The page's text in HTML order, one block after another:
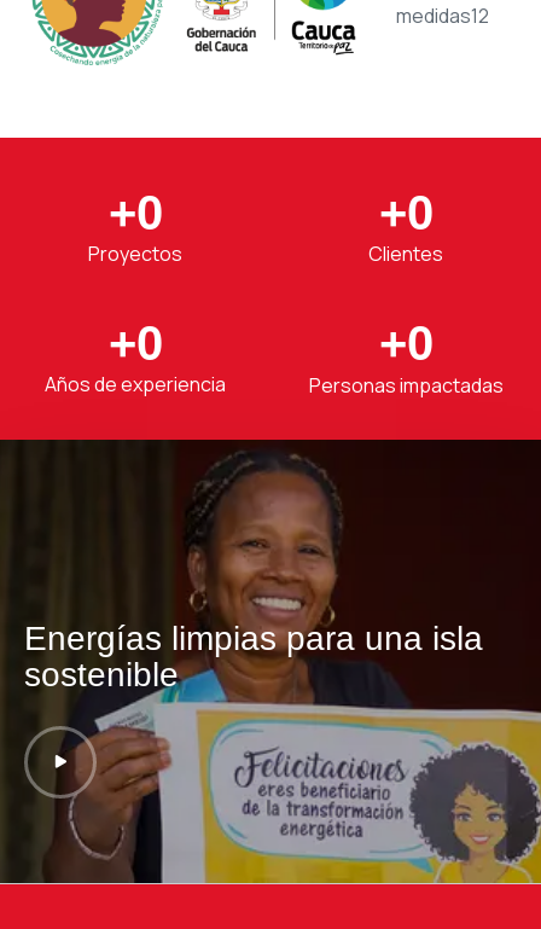
+0
Proyectos
+0
Clientes
+0
Años de experiencia
+0
Personas impactadas
Energías limpias para una isla
sostenible